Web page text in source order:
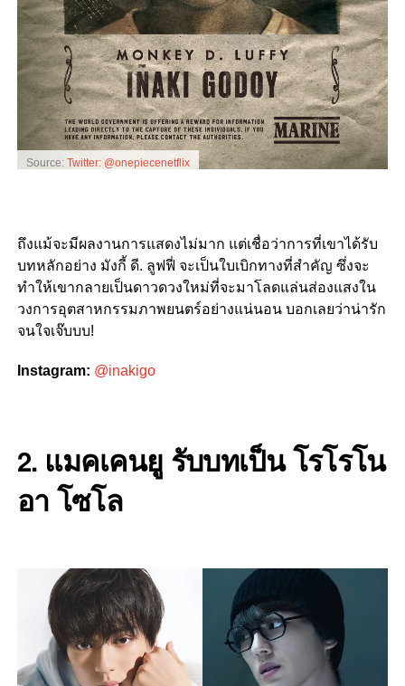
Source: Twitter: @onepiecenetflix
ถึงแม้จะมีผลงานการแสดงไม่มาก แต่เชื่อว่าการที่เขาได้รับ
บทหลักอย่าง มังกี้ ดี. ลูฟฟี่ จะเป็นใบเบิกทางที่สำคัญ ซึ่งจะ
ทำให้เขากลายเป็นดาวดวงใหม่ที่จะมาโลดแล่นส่องแสงใน
วงการอุตสาหกรรมภาพยนตร์อย่างแน่นอน บอกเลยว่าน่ารัก
จนใจเจ๊บบบ!
Instagram: @inakigo
2. แมคเคนยู รับบทเป็น โรโรโน
อา โซโล